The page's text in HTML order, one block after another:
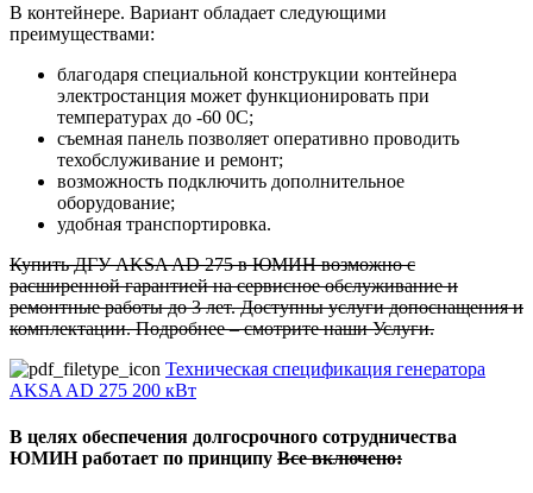
В контейнере. Вариант обладает следующими
преимуществами:
благодаря специальной конструкции контейнера
электростанция может функционировать при
температурах до -60 0С;
съемная панель позволяет оперативно проводить
техобслуживание и ремонт;
возможность подключить дополнительное
оборудование;
удобная транспортировка.
Купить ДГУ AKSA AD 275 в ЮМИН возможно с
расширенной гарантией на сервисное обслуживание и
ремонтные работы до 3 лет. Доступны услуги допоснащения и
комплектации. Подробнее – смотрите наши Услуги.
Техническая спецификация генератора
AKSA AD 275 200 кВт
В целях обеспечения долгосрочного сотрудничества
ЮМИН работает по принципу Все включено: